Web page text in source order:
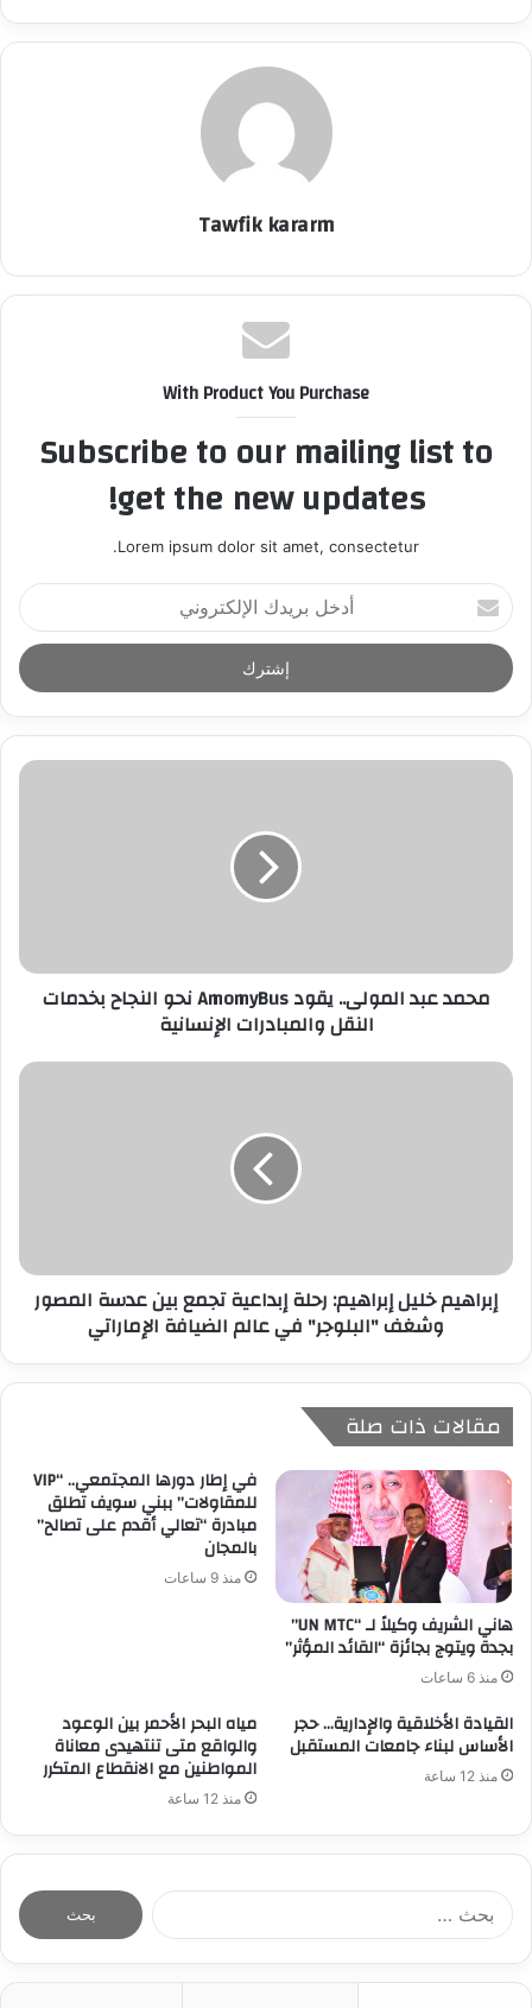
Tawfik kararm
With Product You Purchase
Subscribe to our mailing list to
get the new updates!
Lorem ipsum dolor sit amet, consectetur.
أ
د
خ
ل
ر
د
ر
محمد عبد المولى.. يقود AmomyBus نحو النجاح بخدمات
النقل والمبادرات الإنسانية
إبراهيم خليل إبراهيم: رحلة إبداعية تجمع بين عدسة المصور
وشغف "البلوجر" في عالم الضيافة الإماراتي
مقالات ذات صلة
هاني الشريف وكيلاً لـ “UN MTC”
بجدة ويتوج بجائزة “القائد المؤثر”
منذ 6 ساعات
في إطار دورها المجتمعي.. “VIP
للمقاولات” ببني سويف تطلق
مبادرة “تعالي أقدم على تصالح”
بالمجان
منذ 9 ساعات
القيادة الأخلاقية والإدارية… حجر
الأساس لبناء جامعات المستقبل
منذ 12 ساعة
مياه البحر الأحمر بين الوعود
والواقع متى تنتهيدى معاناة
المواطنين مع الانقطاع المتكرر
منذ 12 ساعة